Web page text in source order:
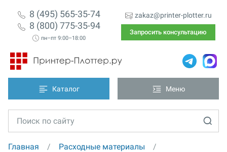
8 (495) 565-35-74
8 (800) 775-35-94
пн–пт 9:00–18:00
zakaz@printer-plotter.ru
Запросить консультацию
Каталог Меню
Главная
Расходные материалы